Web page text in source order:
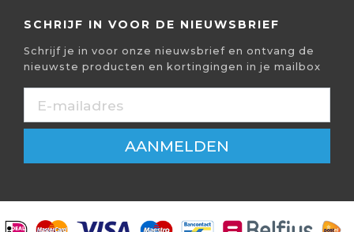
SCHRIJF IN VOOR DE NIEUWSBRIEF
Schrijf je in voor onze nieuwsbrief en ontvang de
nieuwste producten en kortingingen in je mailbox
AANMELDEN